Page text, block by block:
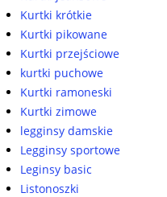
Kurtki krótkie
Kurtki pikowane
Kurtki przejściowe
kurtki puchowe
Kurtki ramoneski
Kurtki zimowe
legginsy damskie
Legginsy sportowe
Leginsy basic
Listonoszki